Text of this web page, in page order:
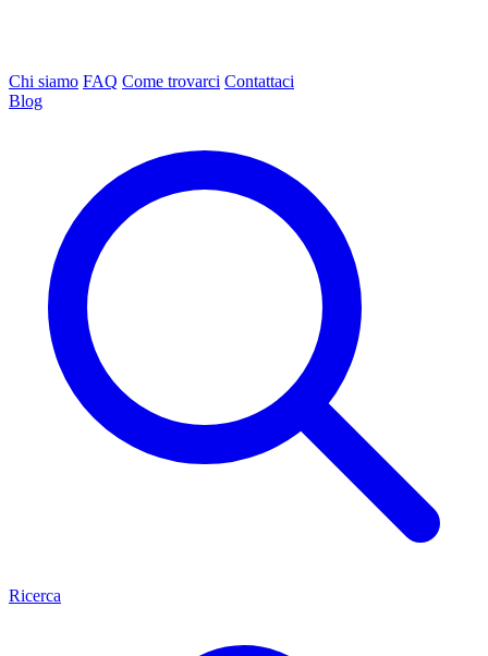
Chi siamo FAQ Come trovarci Contattaci
Blog
Ricerca